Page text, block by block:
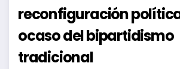
reconfiguración
ocaso del bipartidismo
tradicional